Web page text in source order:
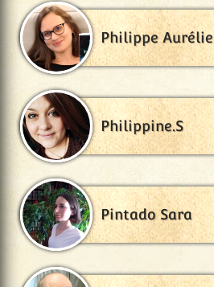
Philippe Aurélie
Philippine.S
Pintado Sara